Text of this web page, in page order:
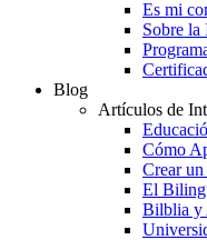
Es mi
Sobre la
Blog
Artículos de
Cómo
Crear
El
Bilblia y